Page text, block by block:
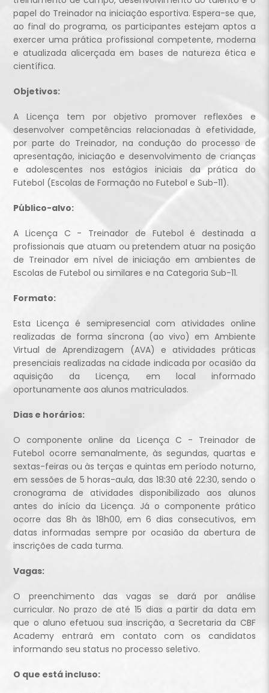
papel do Treinador na iniciação esportiva. Espera-se que,
ao final do programa, os participantes estejam aptos a
exercer uma prática profissional competente, moderna
e atualizada alicerçada em bases de natureza ética e
científica.
Objetivos:
A Licença tem por objetivo promover reflexões e
desenvolver competências relacionadas à efetividade,
por parte do Treinador, na condução do processo de
apresentação, iniciação e desenvolvimento de crianças
e adolescentes nos estágios iniciais da prática do
Futebol (Escolas de Formação no Futebol e Sub-11).
Público-alvo:
A Licença C - Treinador de Futebol é destinada a
profissionais que atuam ou pretendem atuar na posição
de Treinador em nível de iniciação em ambientes de
Escolas de Futebol ou similares e na Categoria Sub-11.
Formato:
Esta Licença é semipresencial com atividades online
realizadas de forma síncrona (ao vivo) em Ambiente
Virtual de Aprendizagem (AVA) e atividades práticas
presenciais realizadas na cidade indicada por ocasião da
aquisição da Licença, em local informado
oportunamente aos alunos matriculados.
Dias e horários:
O componente online da Licença C - Treinador de
Futebol ocorre semanalmente, às segundas, quartas e
sextas-feiras ou às terças e quintas em período noturno,
em sessões de 5 horas-aula, das 18:30 até 22:30, sendo o
cronograma de atividades disponibilizado aos alunos
antes do início da Licença. Já o componente prático
ocorre das 8h às 18h00, em 6 dias consecutivos, em
datas informadas sempre por ocasião da abertura de
inscrições de cada turma.
Vagas:
O preenchimento das vagas se dará por análise
curricular. No prazo de até 15 dias a partir da data em
que o aluno efetuou sua inscrição, a Secretaria da CBF
Academy entrará em contato com os candidatos
informando seu status no processo seletivo.
O que está incluso: